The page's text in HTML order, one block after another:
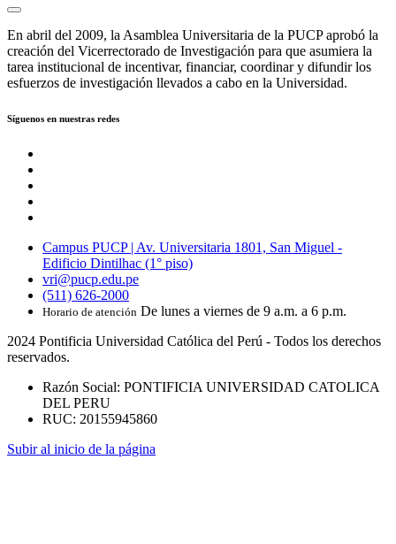
En abril del 2009, la Asamblea Universitaria de la PUCP aprobó la
creación del Vicerrectorado de Investigación para que asumiera la
tarea institucional de incentivar, financiar, coordinar y difundir los
esfuerzos de investigación llevados a cabo en la Universidad.
Síguenos en nuestras redes
Campus PUCP | Av. Universitaria 1801, San Miguel -
Edificio Dintilhac (1° piso)
vri@pucp.edu.pe
(511) 626-2000
Horario de atención De lunes a viernes de 9 a.m. a 6 p.m.
2024 Pontificia Universidad Católica del Perú - Todos los derechos
reservados.
Razón Social: PONTIFICIA UNIVERSIDAD CATOLICA
DEL PERU
RUC: 20155945860
Subir al inicio de la página